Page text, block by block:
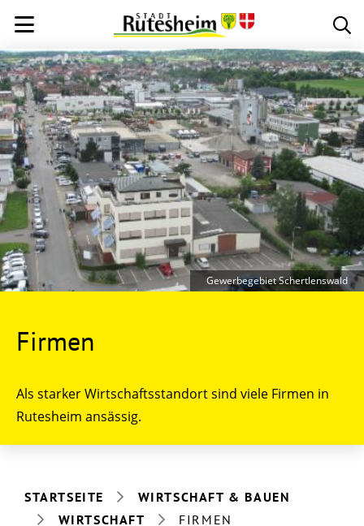
Firmen
Als starker Wirtschaftsstandort sind viele Firmen in
Rutesheim ansässig.
Gewerbegebiet Schertlenswald
STARTSEITE
WIRTSCHAFT & BAUEN
WIRTSCHAFT
FIRMEN